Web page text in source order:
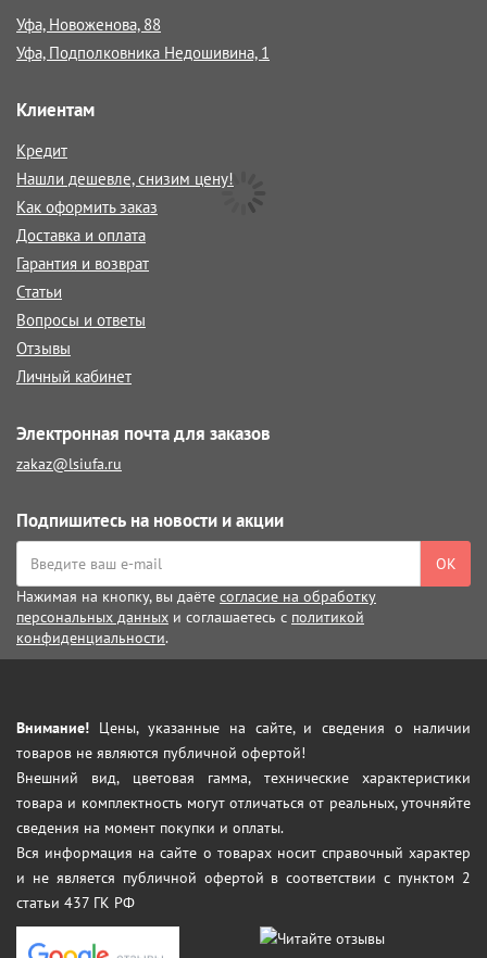
Уфа, Новоженова, 88
Уфа, Подполковника Недошивина, 1
Клиентам
Кредит
Нашли дешевле, снизим цену!
Как оформить заказ
Доставка и оплата
Гарантия и возврат
Статьи
Вопросы и ответы
Отзывы
Личный кабинет
Электронная почта для заказов
zakaz@lsiufa.ru
Подпишитесь на новости и акции
ОК
Нажимая на кнопку, вы даёте согласие на обработку
персональных данных и соглашаетесь с политикой
конфиденциальности.
Внимание! Цены, указанные на сайте, и сведения о наличии
товаров не являются публичной офертой!
Внешний вид, цветовая гамма, технические характеристики
товара и комплектность могут отличаться от реальных, уточняйте
сведения на момент покупки и оплаты.
Вся информация на сайте о товарах носит справочный характер
и не является публичной офертой в соответствии с пунктом 2
статьи 437 ГК РФ